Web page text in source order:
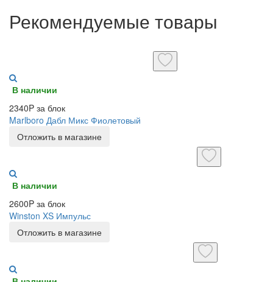
Рекомендуемые товары
В наличии
2340P за блок
Marlboro Дабл Микс Фиолетовый
Отложить в магазине
В наличии
2600P за блок
Winston XS Импульс
Отложить в магазине